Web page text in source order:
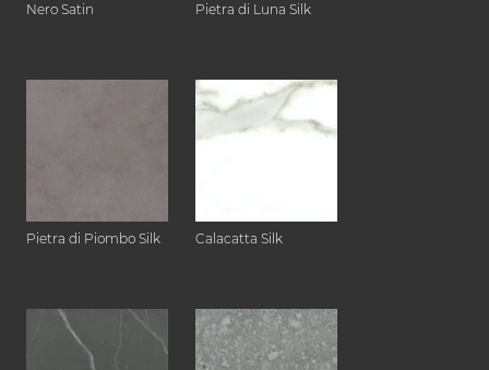
Nero Satin Pietra di Luna Silk
Pietra di Piombo Silk Calacatta Silk